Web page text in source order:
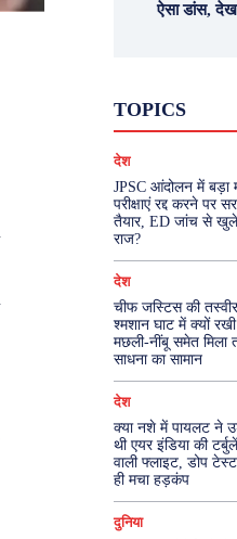
ऐसा डांस,
TOPICS
देश
JPSC आंदोलन में बड़ा
परीक्षाएं रद्द करने पर
तैयार, ED जांच से
राज?
देश
चीफ जस्टिस की तस्वीर
श्मशान घाट में क्यों
मछली-नींबू समेत मिला
साधना का सामान
देश
क्या नशे में पायलट ने
थी एयर इंडिया की
वाली फ्लाइट, डोप
ही मचा हड़कंप
दुनिया